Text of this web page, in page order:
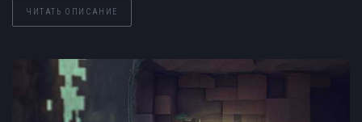
ЧИТАТЬ ОПИСАНИЕ